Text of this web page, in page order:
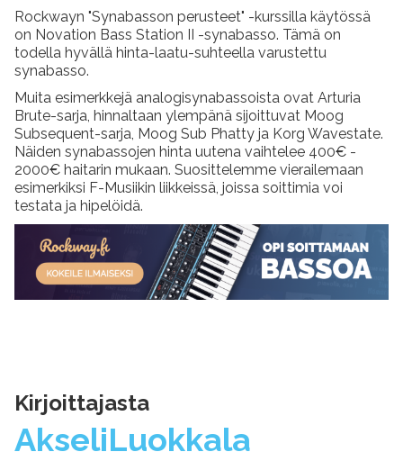
Rockwayn "Synabasson perusteet" -kurssilla käytössä
on Novation Bass Station II -synabasso. Tämä on
todella hyvällä hinta-laatu-suhteella varustettu
synabasso.
Muita esimerkkejä analogisynabassoista ovat Arturia
Brute-sarja, hinnaltaan ylempänä sijoittuvat Moog
Subsequent-sarja, Moog Sub Phatty ja Korg Wavestate.
Näiden synabassojen hinta uutena vaihtelee 400€ -
2000€ haitarin mukaan. Suosittelemme vierailemaan
esimerkiksi F-Musiikin liikkeissä, joissa soittimia voi
testata ja hipelöidä.
Kirjoittajasta
AkseliLuokkala